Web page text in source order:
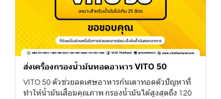
ส่งเครื่องกรองน้ำมันทอดอาหาร VITO 50
VITO 50 ตัวช่วยลดเศษอาหารก้นเตาทอดตัวปัญหาที่
ทำให้น้ำมันเสื่อมคุณภาพ กรองน้ำมันได้สูงสุดถึง 120